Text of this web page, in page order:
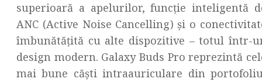
superioară a apelurilor, funcție inteligentă
ANC (Active Noise Cancelling) și o
îmbunătățită cu alte dispozitive – totul într-
design modern. Galaxy Buds Pro reprezintă
mai bune căști intraauriculare din